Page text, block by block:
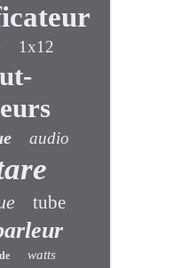
1x12
audio
tube
watts